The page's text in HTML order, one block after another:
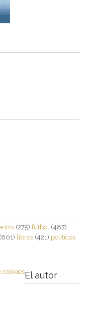
(275) fútbol (487)
(801) libros (421) políticos
cookiesEl autor